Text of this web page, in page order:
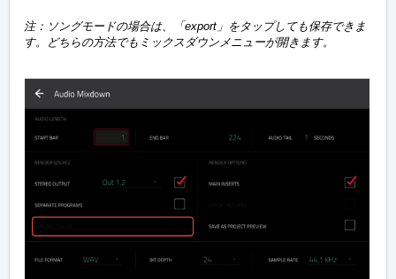
注：ソングモードの場合は、「export 」をタップしても保存できま
す。どちらの方法でもミックスダウンメニューが開きます。